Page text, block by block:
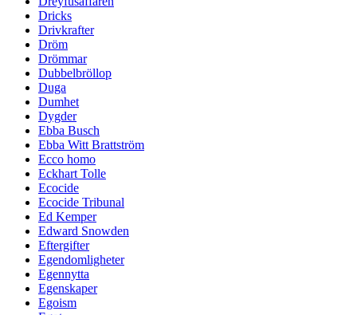
Dricks
Drivkrafter
Dröm
Drömmar
Dubbelbröllop
Duga
Dumhet
Dygder
Ebba Busch
Ebba Witt Brattström
Ecco homo
Eckhart Tolle
Ecocide
Ecocide Tribunal
Ed Kemper
Edward Snowden
Eftergifter
Egendomligheter
Egennytta
Egenskaper
Egoism